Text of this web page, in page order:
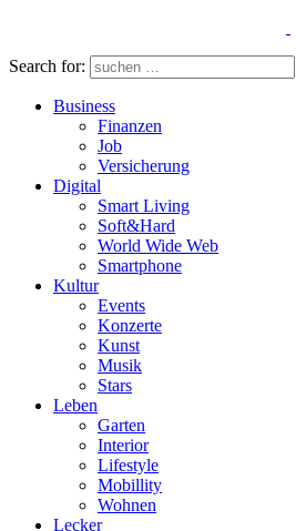
Search for:
Business
Finanzen
Job
Versicherung
Digital
Smart Living
Soft&Hard
World Wide Web
Smartphone
Kultur
Events
Konzerte
Kunst
Musik
Stars
Leben
Garten
Interior
Lifestyle
Mobillity
Wohnen
Lecker